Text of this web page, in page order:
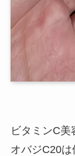
ビタミンC
オバジC20